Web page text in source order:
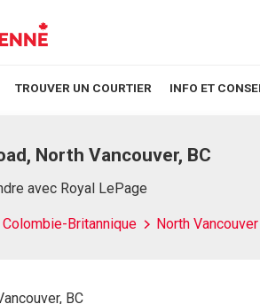
TROUVER UN COURTIER INFO ET
North Vancouver, BC
avec Royal LePage
Colombie-Britannique North Vancouver